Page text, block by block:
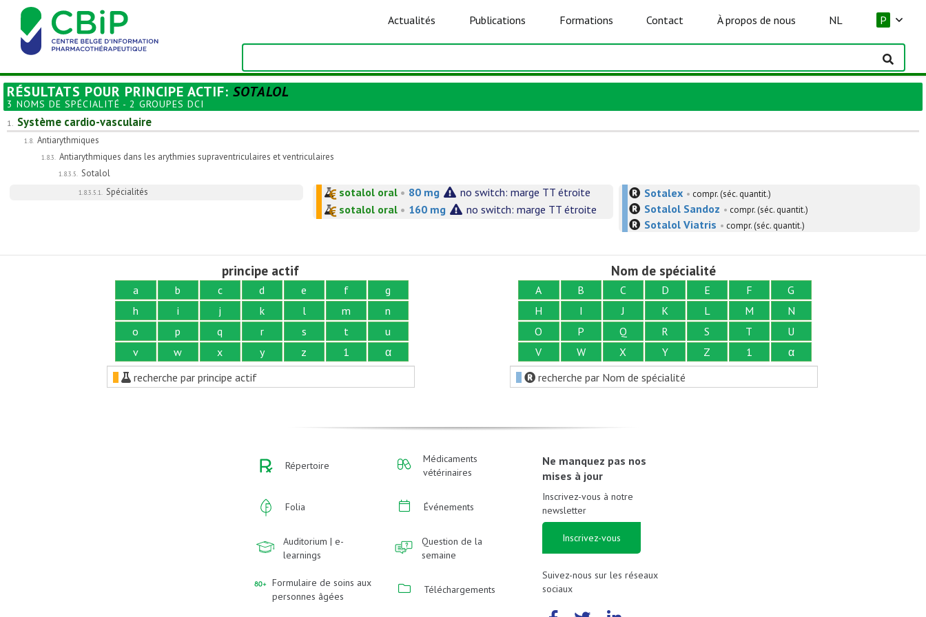
Actualités Publications Formations Contact À propos de nous NL P
RÉSULTATS POUR PRINCIPE ACTIF: SOTALOL
3 NOMS DE SPÉCIALITÉ - 2 GROUPES DCI
1. Système cardio-vasculaire
1.8. Antiarythmiques
1.8.3. Antiarythmiques dans les arythmies supraventriculaires et ventriculaires
1.8.3.5. Sotalol
1.8.3.5.1. Spécialités sotalol oral• 80 mg
no switch: marge TT étroite
sotalol oral• 160 mg no switch: marge TT étroite
Sotalex • compr. (séc. quantit.)
Sotalol Sandoz • compr. (séc. quantit.)
Sotalol Viatris • compr. (séc. quantit.)
principe actif
a b c d e f
g
h
i j k l m
n
o
p q r s t
u
v
w x y z 1
α
recherche par principe actif
Nom de spécialité
A B C D E F
G
H
I J K L M
N
O
P Q R S T
U
V
W X Y Z 1
α
recherche par Nom de spécialité
Répertoire
Folia
Auditorium | e-
learnings
Formulaire de soins aux
personnes âgées
Médicaments
vétérinaires
Événements
Question de la
semaine
Téléchargements
Ne manquez pas nos
mises à jour
Inscrivez-vous à notre
newsletter
Inscrivez-vous
Suivez-nous sur les réseaux
sociaux